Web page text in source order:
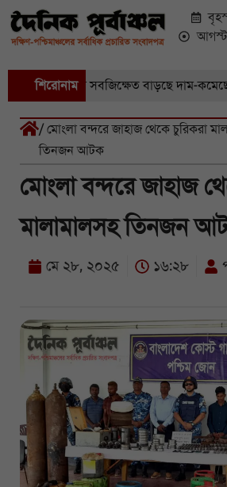
শিরোনাম
আড়াইশ হেক্টর সবজিক্ষেত বাড়ছে দাম-কমেছে
/ মোংলা বন্দরে জাহাজ থেকে চুরিকরা
তিনজন আটক
মোংলা বন্দরে জাহাজ
মালামালসহ তিনজন
মে ২৮, ২০২৫ ১৬:২৮